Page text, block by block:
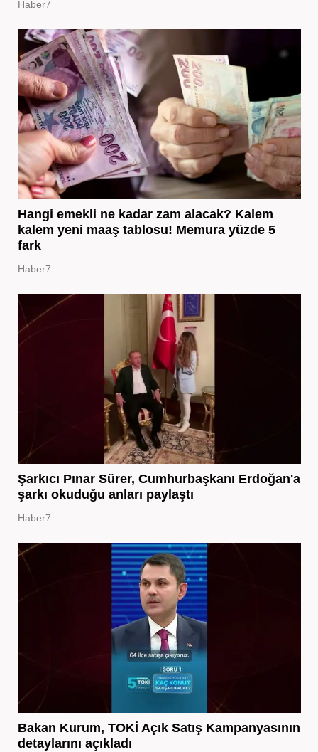
Haber7
Hangi emekli ne kadar zam alacak? Kalem
kalem yeni maaş tablosu! Memura yüzde 5
fark
Haber7
Şarkıcı Pınar Sürer, Cumhurbaşkanı Erdoğan'a
şarkı okuduğu anları paylaştı
Haber7
Bakan Kurum, TOKİ Açık Satış Kampanyasının
detaylarını açıkladı